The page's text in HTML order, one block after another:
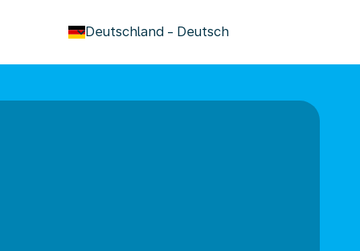
Deutschland - Deutsch
keyboard_arrow_down